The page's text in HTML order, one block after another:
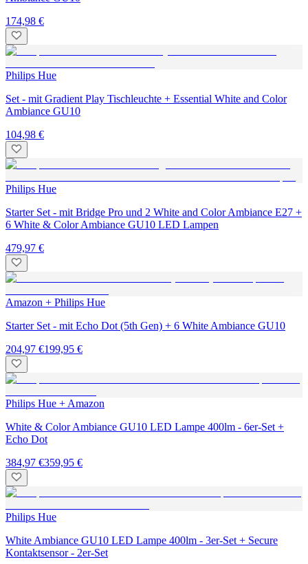
174,98 €
Philips Hue
Set - mit Gradient Play Tischleuchte + Essential White and Color
Ambiance GU10
104,98 €
Philips Hue
Starter Set - mit Bridge Pro und 2 White and Color Ambiance E27 +
6 White & Color Ambiance GU10 LED Lampen
479,97 €
Amazon + Philips Hue
Starter Set - mit Echo Dot (5th Gen) + 6 White Ambiance GU10
204,97 €199,95 €
Philips Hue + Amazon
White & Color Ambiance GU10 LED Lampe 400lm - 6er-Set +
Echo Dot
384,97 €359,95 €
Philips Hue
White Ambiance GU10 LED Lampe 400lm - 3er-Set + Secure
Kontaktsensor - 2er-Set